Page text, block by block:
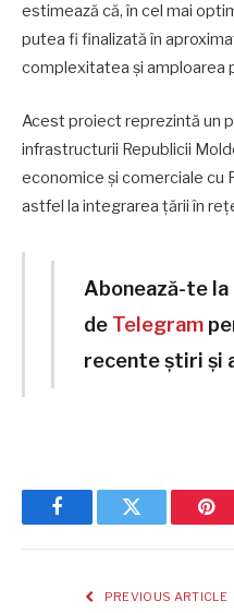
estimează că, în cel mai
putea fi finalizată în
complexitatea și amploarea
Acest proiect reprezintă un
infrastructurii Republicii
economice și comerciale cu
astfel la integrarea țării în
Abonează-te
de Telegram
recente știri și
FacebookTwitter
PREVIOUS ARTICLE